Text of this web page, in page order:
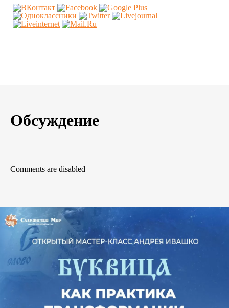
Обсуждение
Comments are disabled